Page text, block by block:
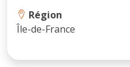
Région
Île-de-France